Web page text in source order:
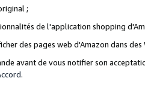
;
de l'application shopping
des pages web d'Amazon dans
avant de vous notifier son
.